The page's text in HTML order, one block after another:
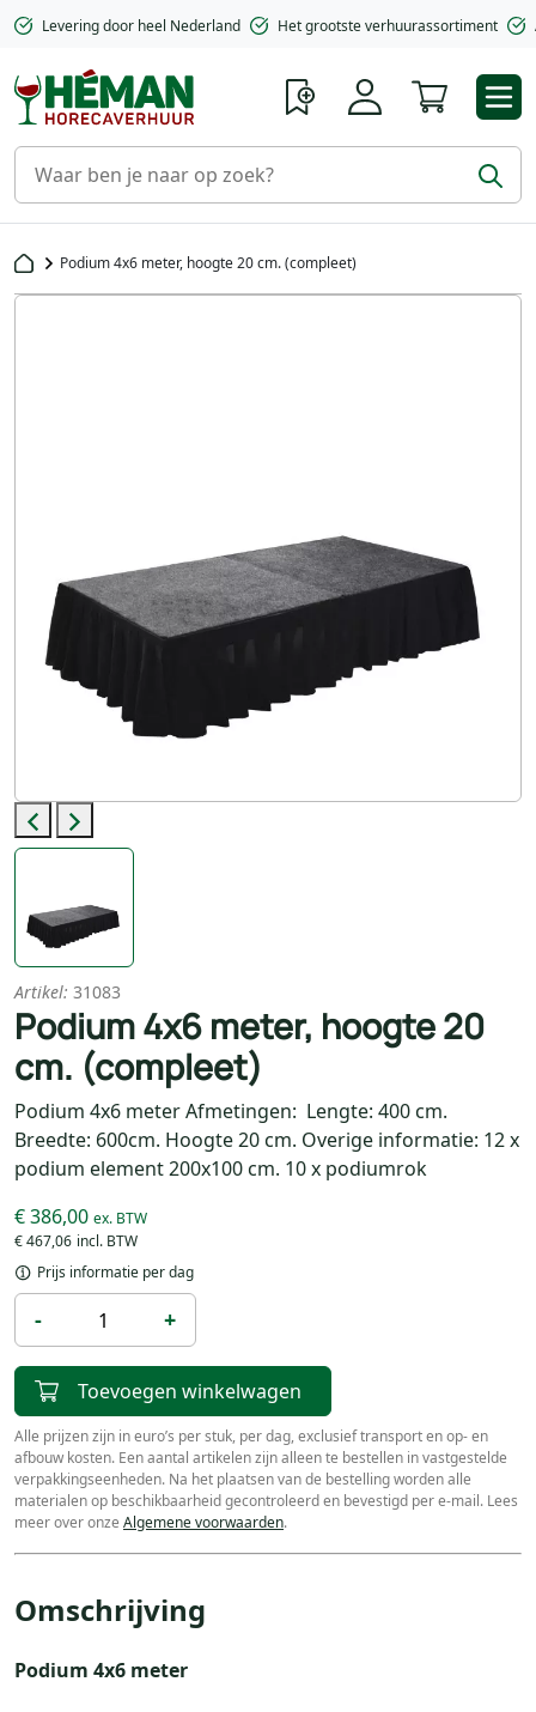
Levering door heel Nederland Het grootste verhuurassortiment
Podium 4x6 meter, hoogte 20 cm. (compleet)
Previous
Next
Artikel: 31083
Podium 4x6 meter, hoogte 20
cm. (compleet)
Podium 4x6 meter Afmetingen: Lengte: 400 cm.
Breedte: 600cm. Hoogte 20 cm. Overige informatie: 12 x
podium element 200x100 cm. 10 x podiumrok
€ 467,06
€ 386,00
Prijs informatie per dag
- +
Toevoegen winkelwagen
Alle prijzen zijn in euro’s per stuk, per dag, exclusief transport en op- en
afbouw kosten. Een aantal artikelen zijn alleen te bestellen in vastgestelde
verpakkingseenheden. Na het plaatsen van de bestelling worden alle
materialen op beschikbaarheid gecontroleerd en bevestigd per e-mail. Lees
meer over onze Algemene voorwaarden.
Omschrijving
Podium 4x6 meter